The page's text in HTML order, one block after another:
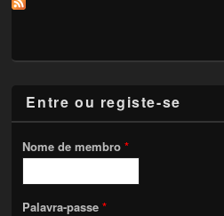
Entre ou registe-se
Nome de membro*
Palavra-passe*